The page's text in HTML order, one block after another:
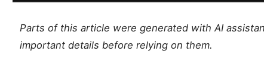
Parts of this article were generated with AI
important details before relying on them.